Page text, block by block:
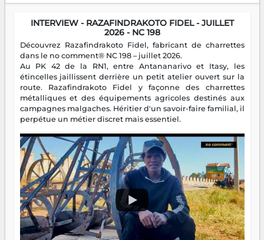
INTERVIEW - RAZAFINDRAKOTO FIDEL - JUILLET
2026 - NC 198
Découvrez Razafindrakoto Fidel, fabricant de charrettes
dans le no comment® NC 198 – juillet 2026.
Au PK 42 de la RN1, entre Antananarivo et Itasy, les
étincelles jaillissent derrière un petit atelier ouvert sur la
route. Razafindrakoto Fidel y façonne des charrettes
métalliques et des équipements agricoles destinés aux
campagnes malgaches. Héritier d'un savoir-faire familial, il
perpétue un métier discret mais essentiel.